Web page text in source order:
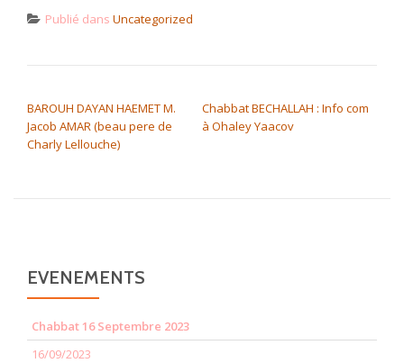
Publié dans Uncategorized
BAROUH DAYAN HAEMET M.
Jacob AMAR (beau pere de
Charly Lellouche)
Chabbat BECHALLAH : Info com
à Ohaley Yaacov
EVENEMENTS
Chabbat 16 Septembre 2023
16/09/2023